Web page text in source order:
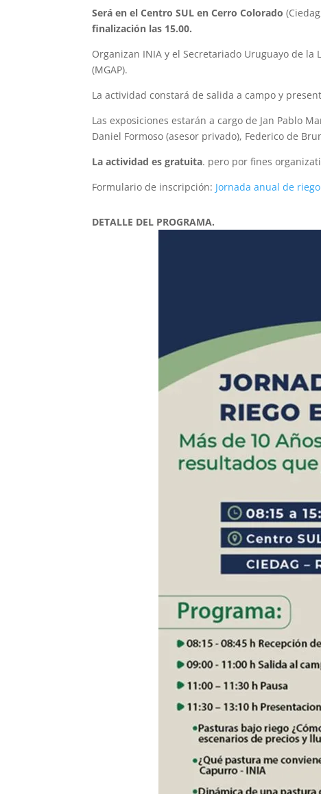
Será en el Centro SUL en Cerro Colorado
finalización las 15.00.
Organizan INIA y el Secretariado Uruguayo de la
(MGAP).
La actividad constará de salida a campo y
Las exposiciones estarán a cargo de Jan Pablo
Daniel Formoso (asesor privado), Federico de
La actividad es gratuita. pero por fines
Formulario de inscripción: Jornada anual de
DETALLE DEL PROGRAMA.